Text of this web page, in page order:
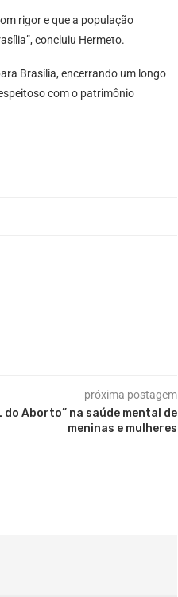
rigor e que a população
concluiu Hermeto.
Brasília, encerrando um longo
com o patrimônio
próxima postagem
do Aborto” na saúde mental de
meninas e mulheres